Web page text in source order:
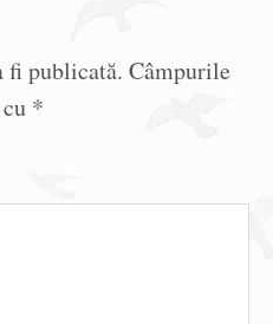
fi publicată. Câmpurile
*